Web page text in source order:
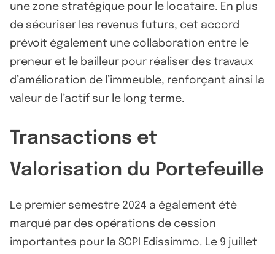
une zone stratégique pour le locataire. En plus
de sécuriser les revenus futurs, cet accord
prévoit également une collaboration entre le
preneur et le bailleur pour réaliser des travaux
d’amélioration de l’immeuble, renforçant ainsi la
valeur de l’actif sur le long terme.
Transactions et
Valorisation du Portefeuille
Le premier semestre 2024 a également été
marqué par des opérations de cession
importantes pour la SCPI Edissimmo. Le 9 juillet